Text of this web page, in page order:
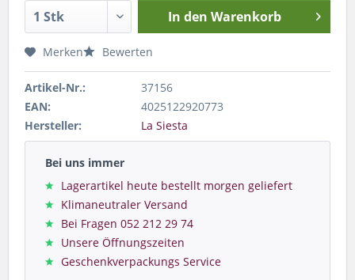
In den Warenkorb
Merken Bewerten
Artikel-Nr.:
37156
EAN:
4025122920773
Hersteller:
La Siesta
Bei uns immer
Lagerartikel heute bestellt morgen geliefert
Klimaneutraler Versand
Bei Fragen 052 212 29 74
Unsere Öffnungszeiten
Geschenkverpackungs Service